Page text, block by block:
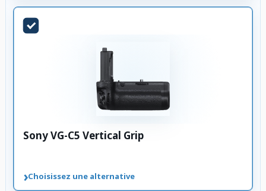
Sony VG-C5 Vertical Grip
›Choisissez une alternative